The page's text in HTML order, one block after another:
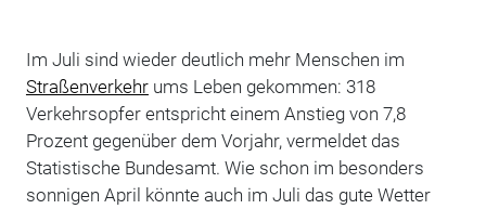
Im Juli sind wieder deutlich mehr Menschen im
Straßenverkehrums Leben gekommen: 318
Verkehrsopfer entspricht einem Anstieg von 7,8
Prozent gegenüber dem Vorjahr, vermeldet das
Statistische Bundesamt. Wie schon im besonders
sonnigen April könnte auch im Juli das gute Wetter